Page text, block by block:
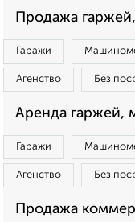
Продажа
Гаражи
Агенство Без
Аренда гаржей,
Гаражи
Агенство Без
Продажа